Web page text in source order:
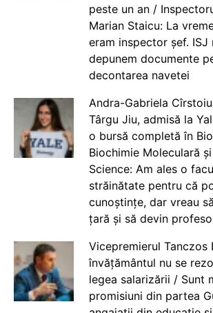
peste un an /
Marian Staicu: La
eram inspector șef. ISJ
depunem documente
decontarea navetei
Andra-Gabriela
Târgu Jiu, admisă la
o bursă completă în
Biochimie Moleculară
Science: Am ales o
străinătate pentru că
cunoștințe, dar vreau
țară și să devin
Vicepremierul Tanczos
învățământul nu se
legea salarizării / Sunt
promisiuni din partea